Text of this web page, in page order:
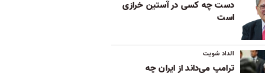
دست چه کسی در آستین خرازی
است
الداد شویت
ترامپ می‌داند از ایران چه